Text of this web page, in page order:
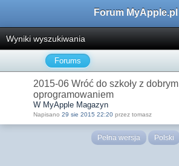
Forum MyApple.pl
Wyniki wyszukiwania
Forums
2015-06 Wróć do szkoły z dobrym
oprogramowaniem
W MyApple Magazyn
Napisano 29 sie 2015 22:20 przez tomasz
Pełna wersja Polski